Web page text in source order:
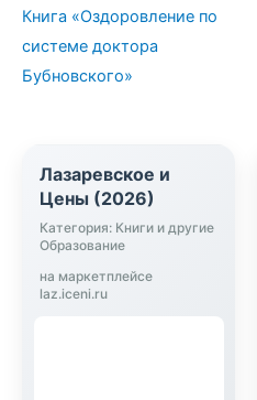
Книга «Оздоровление по
системе доктора
Бубновского»
Лазаревское и
Цены (2026)
Категория: Книги и другие
Образование
на маркетплейсе
laz.iceni.ru